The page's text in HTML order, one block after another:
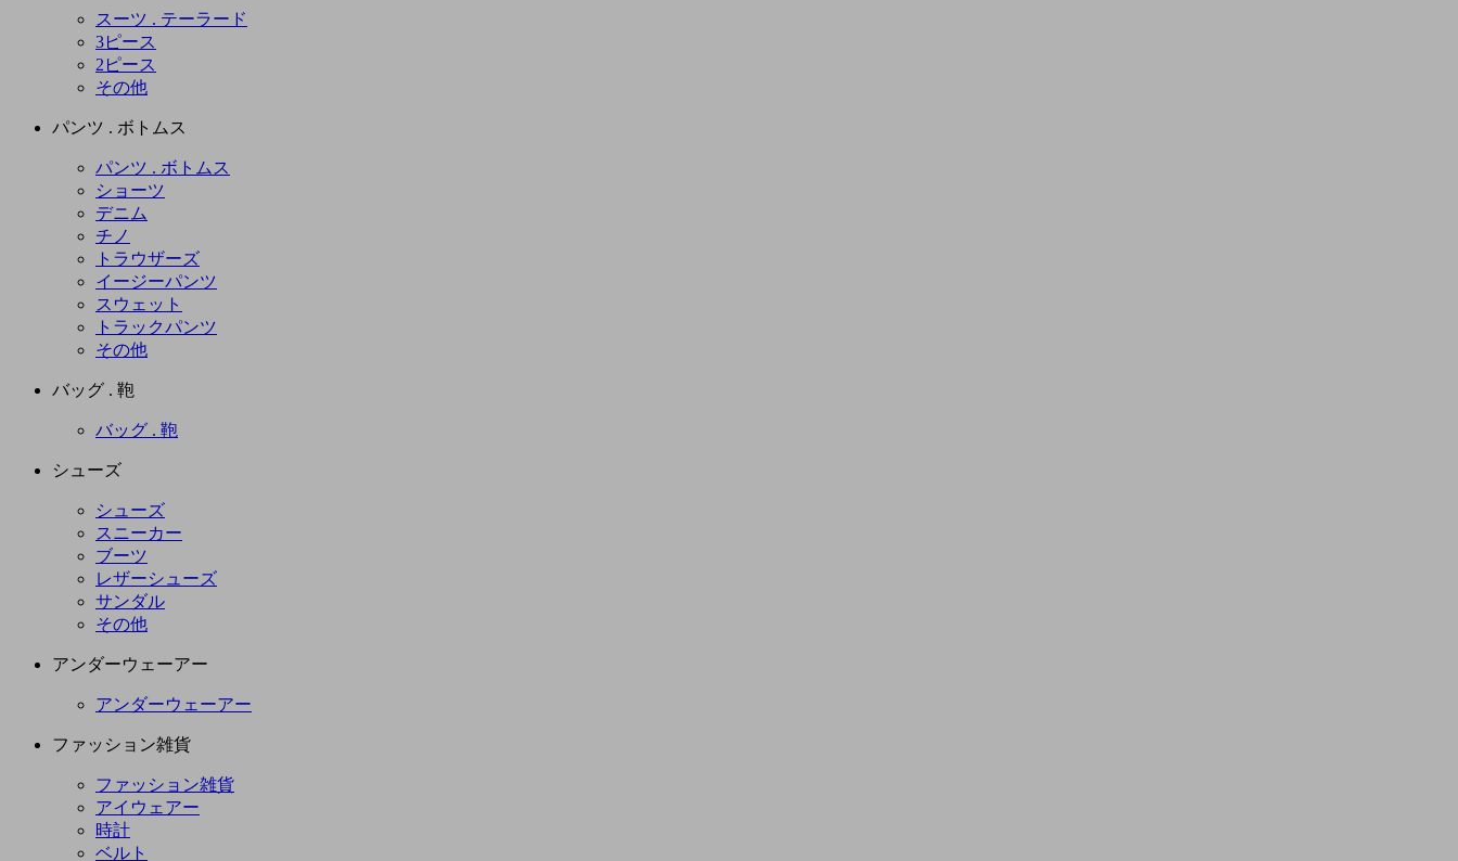
スーツ . テーラード
3ピース
2ピース
その他
パンツ . ボトムス
パンツ . ボトムス
ショーツ
デニム
チノ
トラウザーズ
イージーパンツ
スウェット
トラックパンツ
その他
バッグ . 鞄
バッグ . 鞄
シューズ
シューズ
スニーカー
ブーツ
レザーシューズ
サンダル
その他
アンダーウェーアー
アンダーウェーアー
ファッション雑貨
ファッション雑貨
アイウェアー
時計
ベルト